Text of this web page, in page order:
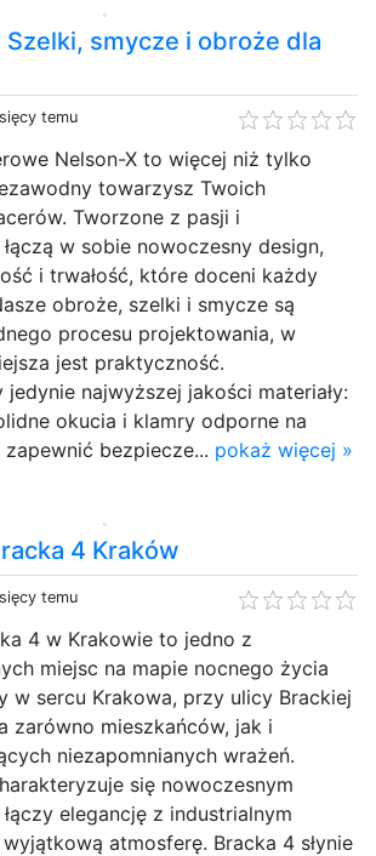
smycze i obroże dla
temu
Nelson-X to więcej niż tylko
towarzysz Twoich
Tworzone z pasji i
w sobie nowoczesny design,
i trwałość, które doceni każdy
obroże, szelki i smycze są
procesu projektowania, w
jest praktyczność.
najwyższej jakości materiały:
okucia i klamry odporne na
bezpiecze... pokaż więcej »
4 Kraków
temu
4 w Krakowie to jedno z
miejsc na mapie nocnego życia
w sercu Krakowa, przy ulicy Brackiej
zarówno mieszkańców, jak i
niezapomnianych wrażeń.
się nowoczesnym
elegancję z industrialnym
atmosferę. Bracka 4 słynie